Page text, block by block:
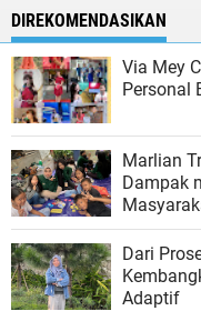
DIREKOMENDASIKAN
Via Mey
Personal
Marlian
Dampak
Dari
Adaptif